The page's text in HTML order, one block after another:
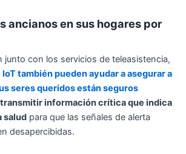
ancianos en sus hogares por
junto con los servicios de teleasistencia,
también pueden ayudar a asegurar a
seres queridos están seguros
información crítica que indica
salud para que las señales de alerta
desapercibidas.